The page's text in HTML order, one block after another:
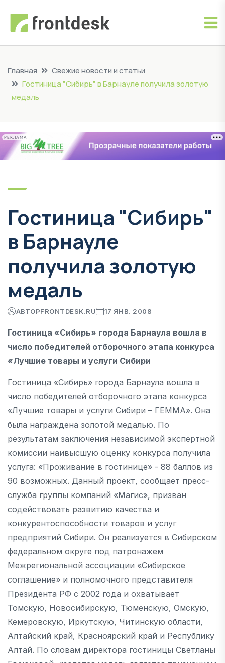
Главная
Свежие новости и статьи
Гостиница "Сибирь" в Барнауле получила золотую
медаль
РЕКЛАМА
Гостиница "Сибирь"
в Барнауле
получила золотую
медаль
АВТОРFRONTDESK.RU 17 ЯНВ. 2008
Гостиница «Сибирь» города Барнаула вошла в
число победителей отборочного этапа конкурса
«Лучшие товары и услуги Сибири
Гостиница «Сибирь» города Барнаула вошла в
число победителей отборочного этапа конкурса
«Лучшие товары и услуги Сибири – ГЕММА». Она
была награждена золотой медалью. По
результатам заключения независимой экспертной
комиссии наивысшую оценку конкурса получила
услуга: «Проживание в гостинице» - 88 баллов из
90 возможных. Данный проект, сообщает пресс-
служба группы компаний «Магис», призван
содействовать развитию качества и
конкурентоспособности товаров и услуг
предприятий Сибири. Он реализуется в Сибирском
федеральном округе под патронажем
Межрегиональной ассоциации «Сибирское
соглашение» и полномочного представителя
Президента РФ с 2002 года и охватывает
Томскую, Новосибирскую, Тюменскую, Омскую,
Кемеровскую, Иркутскую, Читинскую области,
Алтайский край, Красноярский край и Республику
Алтай. По словам директора гостиницы Светланы